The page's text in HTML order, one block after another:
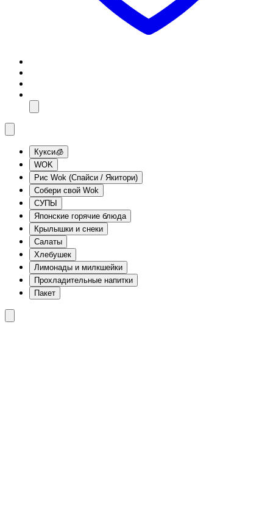
Кукси🧊
WOK
Рис Wok (Спайси / Якитори)
Собери свой Wok
СУПЫ
Японские горячие блюда
Крылышки и снеки
Салаты
Хлебушек
Лимонады и милкшейки
Прохладительные напитки
Пакет